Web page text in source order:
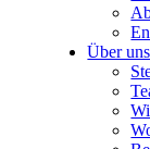
Über uns